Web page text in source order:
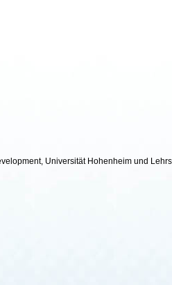
Universität Hohenheim und